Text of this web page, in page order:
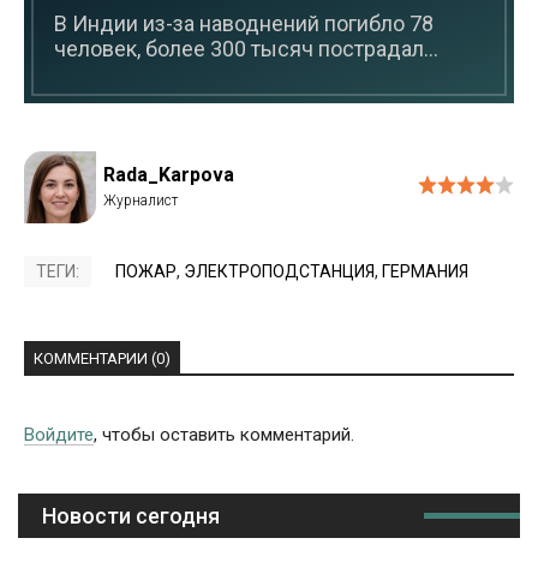
В Индии из-за наводнений погибло 78
человек, более 300 тысяч пострадал...
Rada_Karpova
ТЕГИ: ПОЖАР, ЭЛЕКТРОПОДСТАНЦИЯ, ГЕРМАНИЯ
КОММЕНТАРИИ (0)
Войдите, чтобы оставить комментарий.
Новости сегодня